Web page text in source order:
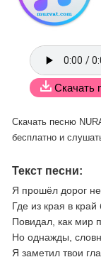
Скачать
Скачать песню
бесплатно и
Текст песни:
Я прошёл дорог
Где из края в край
Повидал, как мир
Но однажды,
Я заметил твои